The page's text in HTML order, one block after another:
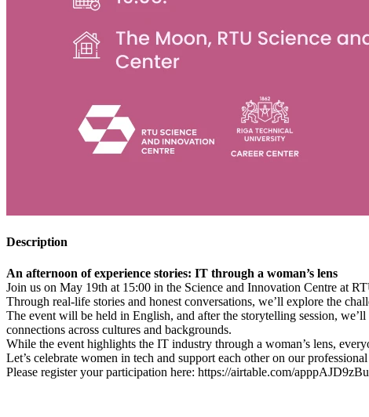
Description
An afternoon of experience stories: IT through a woman’s lens
Join us on May 19th at 15:00 in the Science and Innovation Centre at
Through real-life stories and honest conversations, we’ll explore the
The event will be held in English, and after the storytelling session,
connections across cultures and backgrounds.
While the event highlights the IT industry through a woman’s lens,
Let’s celebrate women in tech and support each other on our
Please register your participation here: https://airtable.com/